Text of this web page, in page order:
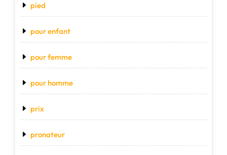
pied
pour enfant
pour femme
pour homme
prix
pronateur